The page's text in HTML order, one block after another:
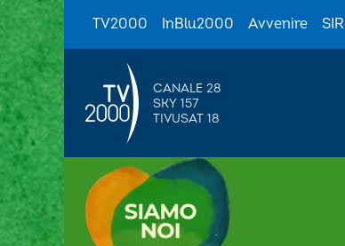
TV2000 InBlu2000 Avvenire SIR
CANALE 28
SKY 157
TIVUSAT 18